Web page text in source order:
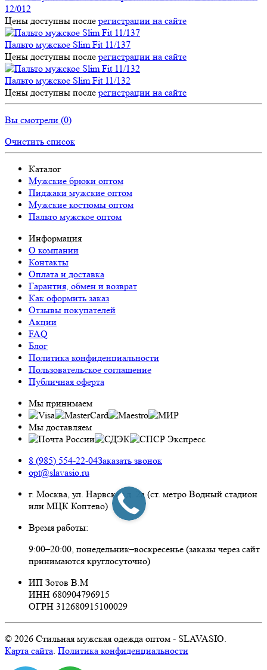
12/012
Цены доступны после регистрации на сайте
Пальто мужское Slim Fit 11/137
Цены доступны после регистрации на сайте
Пальто мужское Slim Fit 11/132
Цены доступны после регистрации на сайте
Вы смотрели (0)
Очистить список
Каталог
Мужские брюки оптом
Пиджаки мужские оптом
Мужские костюмы оптом
Пальто мужское оптом
Информация
О компании
Контакты
Оплата и доставка
Гарантия, обмен и возврат
Как оформить заказ
Отзывы покупателей
Акции
FAQ
Блог
Политика конфиденциальности
Пользовательское соглашение
Публичная оферта
Мы принимаем
Мы доставляем
8 (985) 554-22-04Заказать звонок
opt@slavasio.ru
г. Москва, ул. Нарвская д.
2а (ст. метро Водный стадион
или МЦК Коптево)
Время работы:
9:00–20:00, понедельник–воскресенье (заказы через сайт
принимаются круглосуточно)
ИП Зотов В.М
ИНН 680904796915
ОГРН 312680915100029
© 2026 Стильная мужская одежда оптом - SLAVASIO.
Карта сайта. Политика конфиденциальности